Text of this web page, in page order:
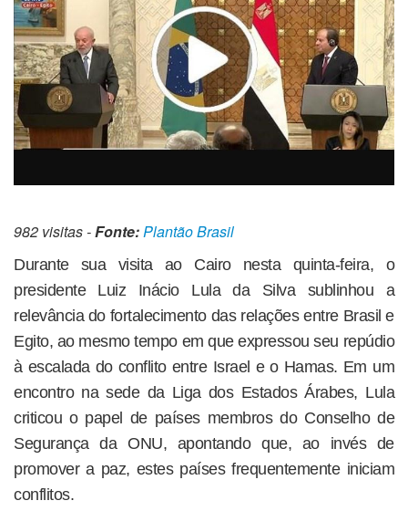
982 visitas -Fonte:Plantão Brasil
Durante sua visita ao Cairo nesta quinta-feira, o
presidente Luiz Inácio Lula da Silva sublinhou a
relevância do fortalecimento das relações entre Brasil e
Egito, ao mesmo tempo em que expressou seu repúdio
à escalada do conflito entre Israel e o Hamas. Em um
encontro na sede da Liga dos Estados Árabes, Lula
criticou o papel de países membros do Conselho de
Segurança da ONU, apontando que, ao invés de
promover a paz, estes países frequentemente iniciam
conflitos.